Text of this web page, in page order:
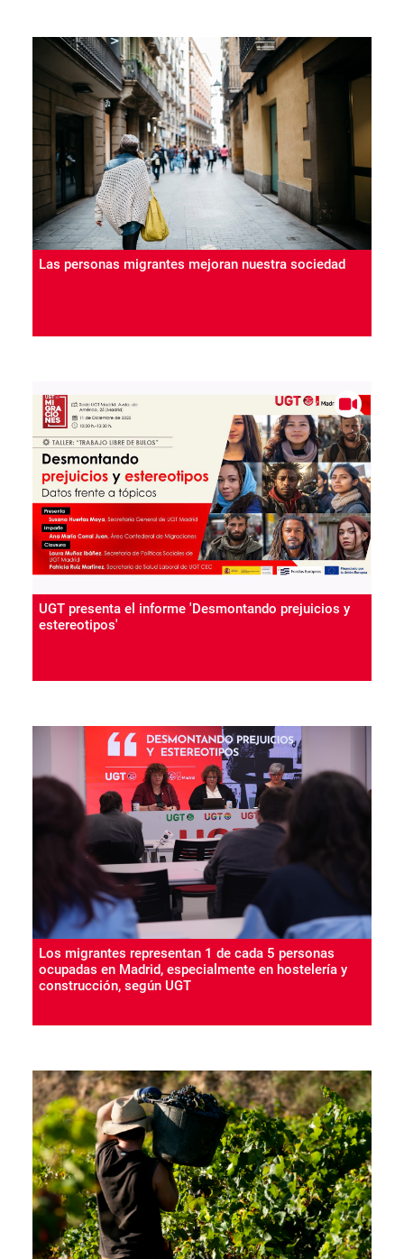
Las personas migrantes mejoran nuestra sociedad
UGT presenta el informe 'Desmontando prejuicios y
estereotipos'
Los migrantes representan 1 de cada 5 personas
ocupadas en Madrid, especialmente en hostelería y
construcción, según UGT